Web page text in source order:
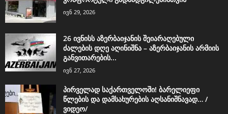
ივნ 29, 2026
26 ივნისს აზერბაიჯანის შეიარაღებული
ძალების დღე აღინიშნა – აზერბაიჯანის არმიის
განვითარების...
ივნ 27, 2026
პირველად საქართველოში! ბარელიეფი
წლების და დამსახურების აღსანიშნავად… /
ვიდეო/